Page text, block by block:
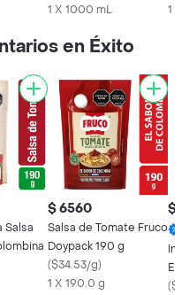
1 X 1000 mL
1 X
en Éxito
Salsa
$ 6560
Salsa de Tomate Fruco
Doypack 190 g
($34.53/g)
1 X 190.0 g
$
(